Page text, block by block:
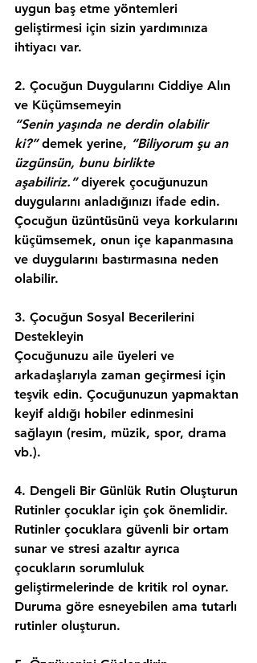
uygun baş etme yöntemleri
geliştirmesi için sizin yardımınıza
ihtiyacı var.
2. Çocuğun Duygularını Ciddiye Alın
ve Küçümsemeyin
“Senin yaşında ne derdin olabilir
ki?” demek yerine, “Biliyorum şu an
üzgünsün, bunu birlikte
aşabiliriz.” diyerek çocuğunuzun
duygularını anladığınızı ifade edin.
Çocuğun üzüntüsünü veya korkularını
küçümsemek, onun içe kapanmasına
ve duygularını bastırmasına neden
olabilir.
3. Çocuğun Sosyal Becerilerini
Destekleyin
Çocuğunuzu aile üyeleri ve
arkadaşlarıyla zaman geçirmesi için
teşvik edin. Çocuğunuzun yapmaktan
keyif aldığı hobiler edinmesini
sağlayın (resim, müzik, spor, drama
vb.).
4. Dengeli Bir Günlük Rutin Oluşturun
Rutinler çocuklar için çok önemlidir.
Rutinler çocuklara güvenli bir ortam
sunar ve stresi azaltır ayrıca
çocukların sorumluluk
geliştirmelerinde de kritik rol oynar.
Duruma göre esneyebilen ama tutarlı
rutinler oluşturun.